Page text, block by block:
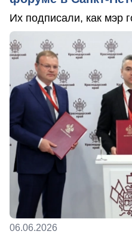
Их подписали, как мэр
06.06.2026